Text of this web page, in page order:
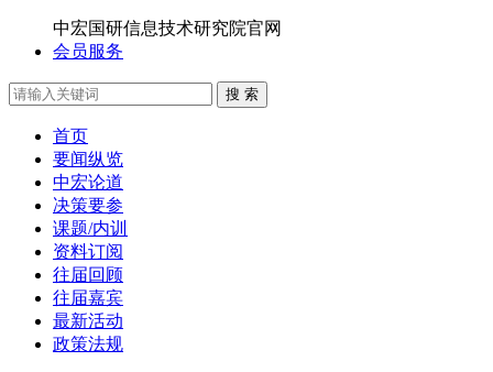
中宏国研信息技术研究院官网
会员服务
搜 索
首页
要闻纵览
中宏论道
决策要参
课题/内训
资料订阅
往届回顾
往届嘉宾
最新活动
政策法规